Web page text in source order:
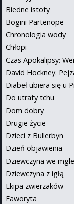
Biedne istoty
Bogini Partenope
Chronologia wody
Chłopi
Czas Apokalipsy:
David Hockney.
Diabeł ubiera się u
Do utraty tchu
Dom dobry
Drugie życie
Dzieci z Bullerbyn
Dzień objawienia
Dziewczyna we mgle
Dziewczyna z igłą
Ekipa zwierzaków
Faworyta